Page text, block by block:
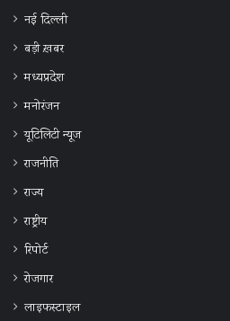
नई दिल्ली
बड़ी ख़बर
मध्यप्रदेश
मनोरंजन
यूटिलिटी न्यूज
राजनीति
राज्य
राष्ट्रीय
रिपोर्ट
रोजगार
लाइफस्टाइल